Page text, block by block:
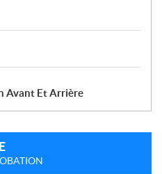
Avant Et Arrière